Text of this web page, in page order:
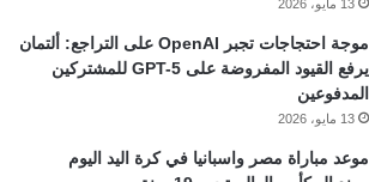
13 مايو، 2026
موجة احتجاجات تجبر OpenAI على التراجع: ألتمان
يرفع القيود المفروضة على GPT-5 للمشتركين
المدفوعين
13 مايو، 2026
موعد مباراة مصر واسبانيا في كرة اليد اليوم